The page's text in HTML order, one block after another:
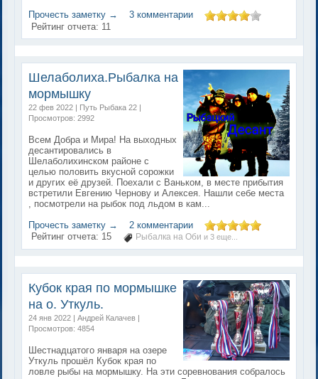
Прочесть заметку →
3 комментарии
Рейтинг отчета: 11
Шелаболиха.Рыбалка на
мормышку
22 фев 2022 | Путь Рыбака 22 |
Просмотров: 2992
Всем Добра и Мира! На выходных
десантировались в
Шелаболихинском районе с
целью половить вкусной сорожки
и других её друзей. Поехали с Ваньком, в месте прибытия
встретили Евгению Чернову и Алексея. Нашли себе места
, посмотрели на рыбок под льдом в кам...
Прочесть заметку →
2 комментарии
Рейтинг отчета: 15 Рыбалка на Оби и 3 еще...
Кубок края по мормышке
на о. Уткуль.
24 янв 2022 | Андрей Калачев |
Просмотров: 4854
Шестнадцатого января на озере
Уткуль прошёл Кубок края по
ловле рыбы на мормышку. На эти соревнования собралось